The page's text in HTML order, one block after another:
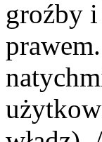
groźby i